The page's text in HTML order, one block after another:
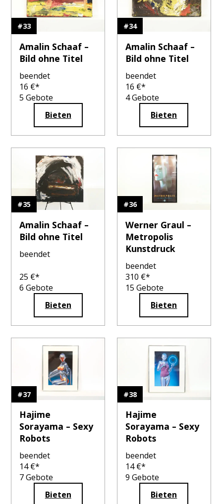
#33
Amalin Schaaf –
Bild ohne Titel
beendet
16 €*
5 Gebote
Bieten
#34
Amalin Schaaf –
Bild ohne Titel
beendet
16 €*
4Gebote
Bieten
#35
Amalin Schaaf –
Bild ohne Titel
beendet
25 €*
6 Gebote
Bieten
#36
Werner Graul –
Metropolis
Kunstdruck
beendet
310 €*
15 Gebote
Bieten
#37
Hajime
Sorayama – Sexy
Robots
beendet
14€*
7Gebote
Bieten
#38
Hajime
Sorayama – Sexy
Robots
beendet
14€*
9 Gebote
Bieten